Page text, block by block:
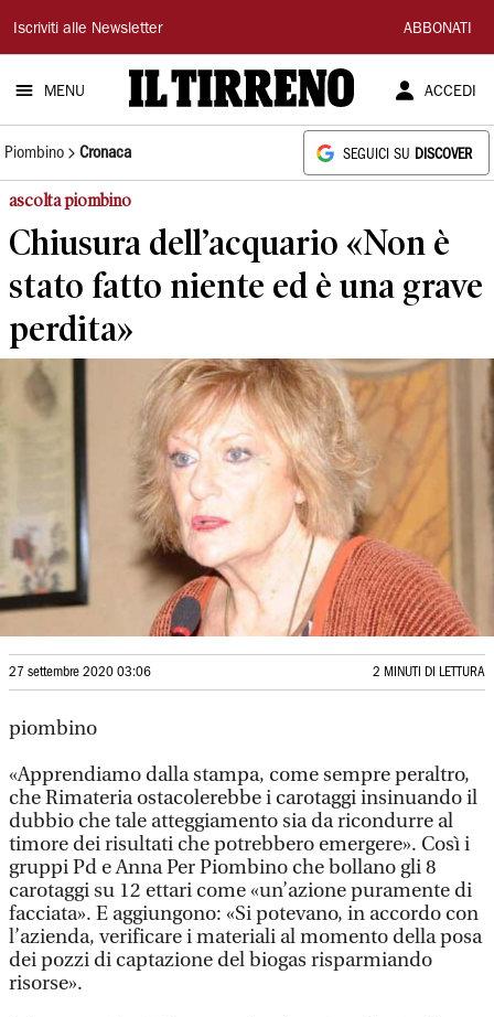
Il
Tirreno
Iscriviti alle Newsletter ABBONATI
MENU ACCEDI
Piombino Cronaca SEGUICI SU DISCOVER
ascolta piombino
Chiusura dell’acquario «Non è
stato fatto niente ed è una grave
perdita»
27 settembre 2020 03:06 2 MINUTI DI LETTURA
piombino
«Apprendiamo dalla stampa, come sempre peraltro,
che Rimateria ostacolerebbe i carotaggi insinuando il
dubbio che tale atteggiamento sia da ricondurre al
timore dei risultati che potrebbero emergere». Così i
gruppi Pd e Anna Per Piombino che bollano gli 8
carotaggi su 12 ettari come «un’azione puramente di
facciata». E aggiungono: «Si potevano, in accordo con
l’azienda, verificare i materiali al momento della posa
dei pozzi di captazione del biogas risparmiando
risorse».